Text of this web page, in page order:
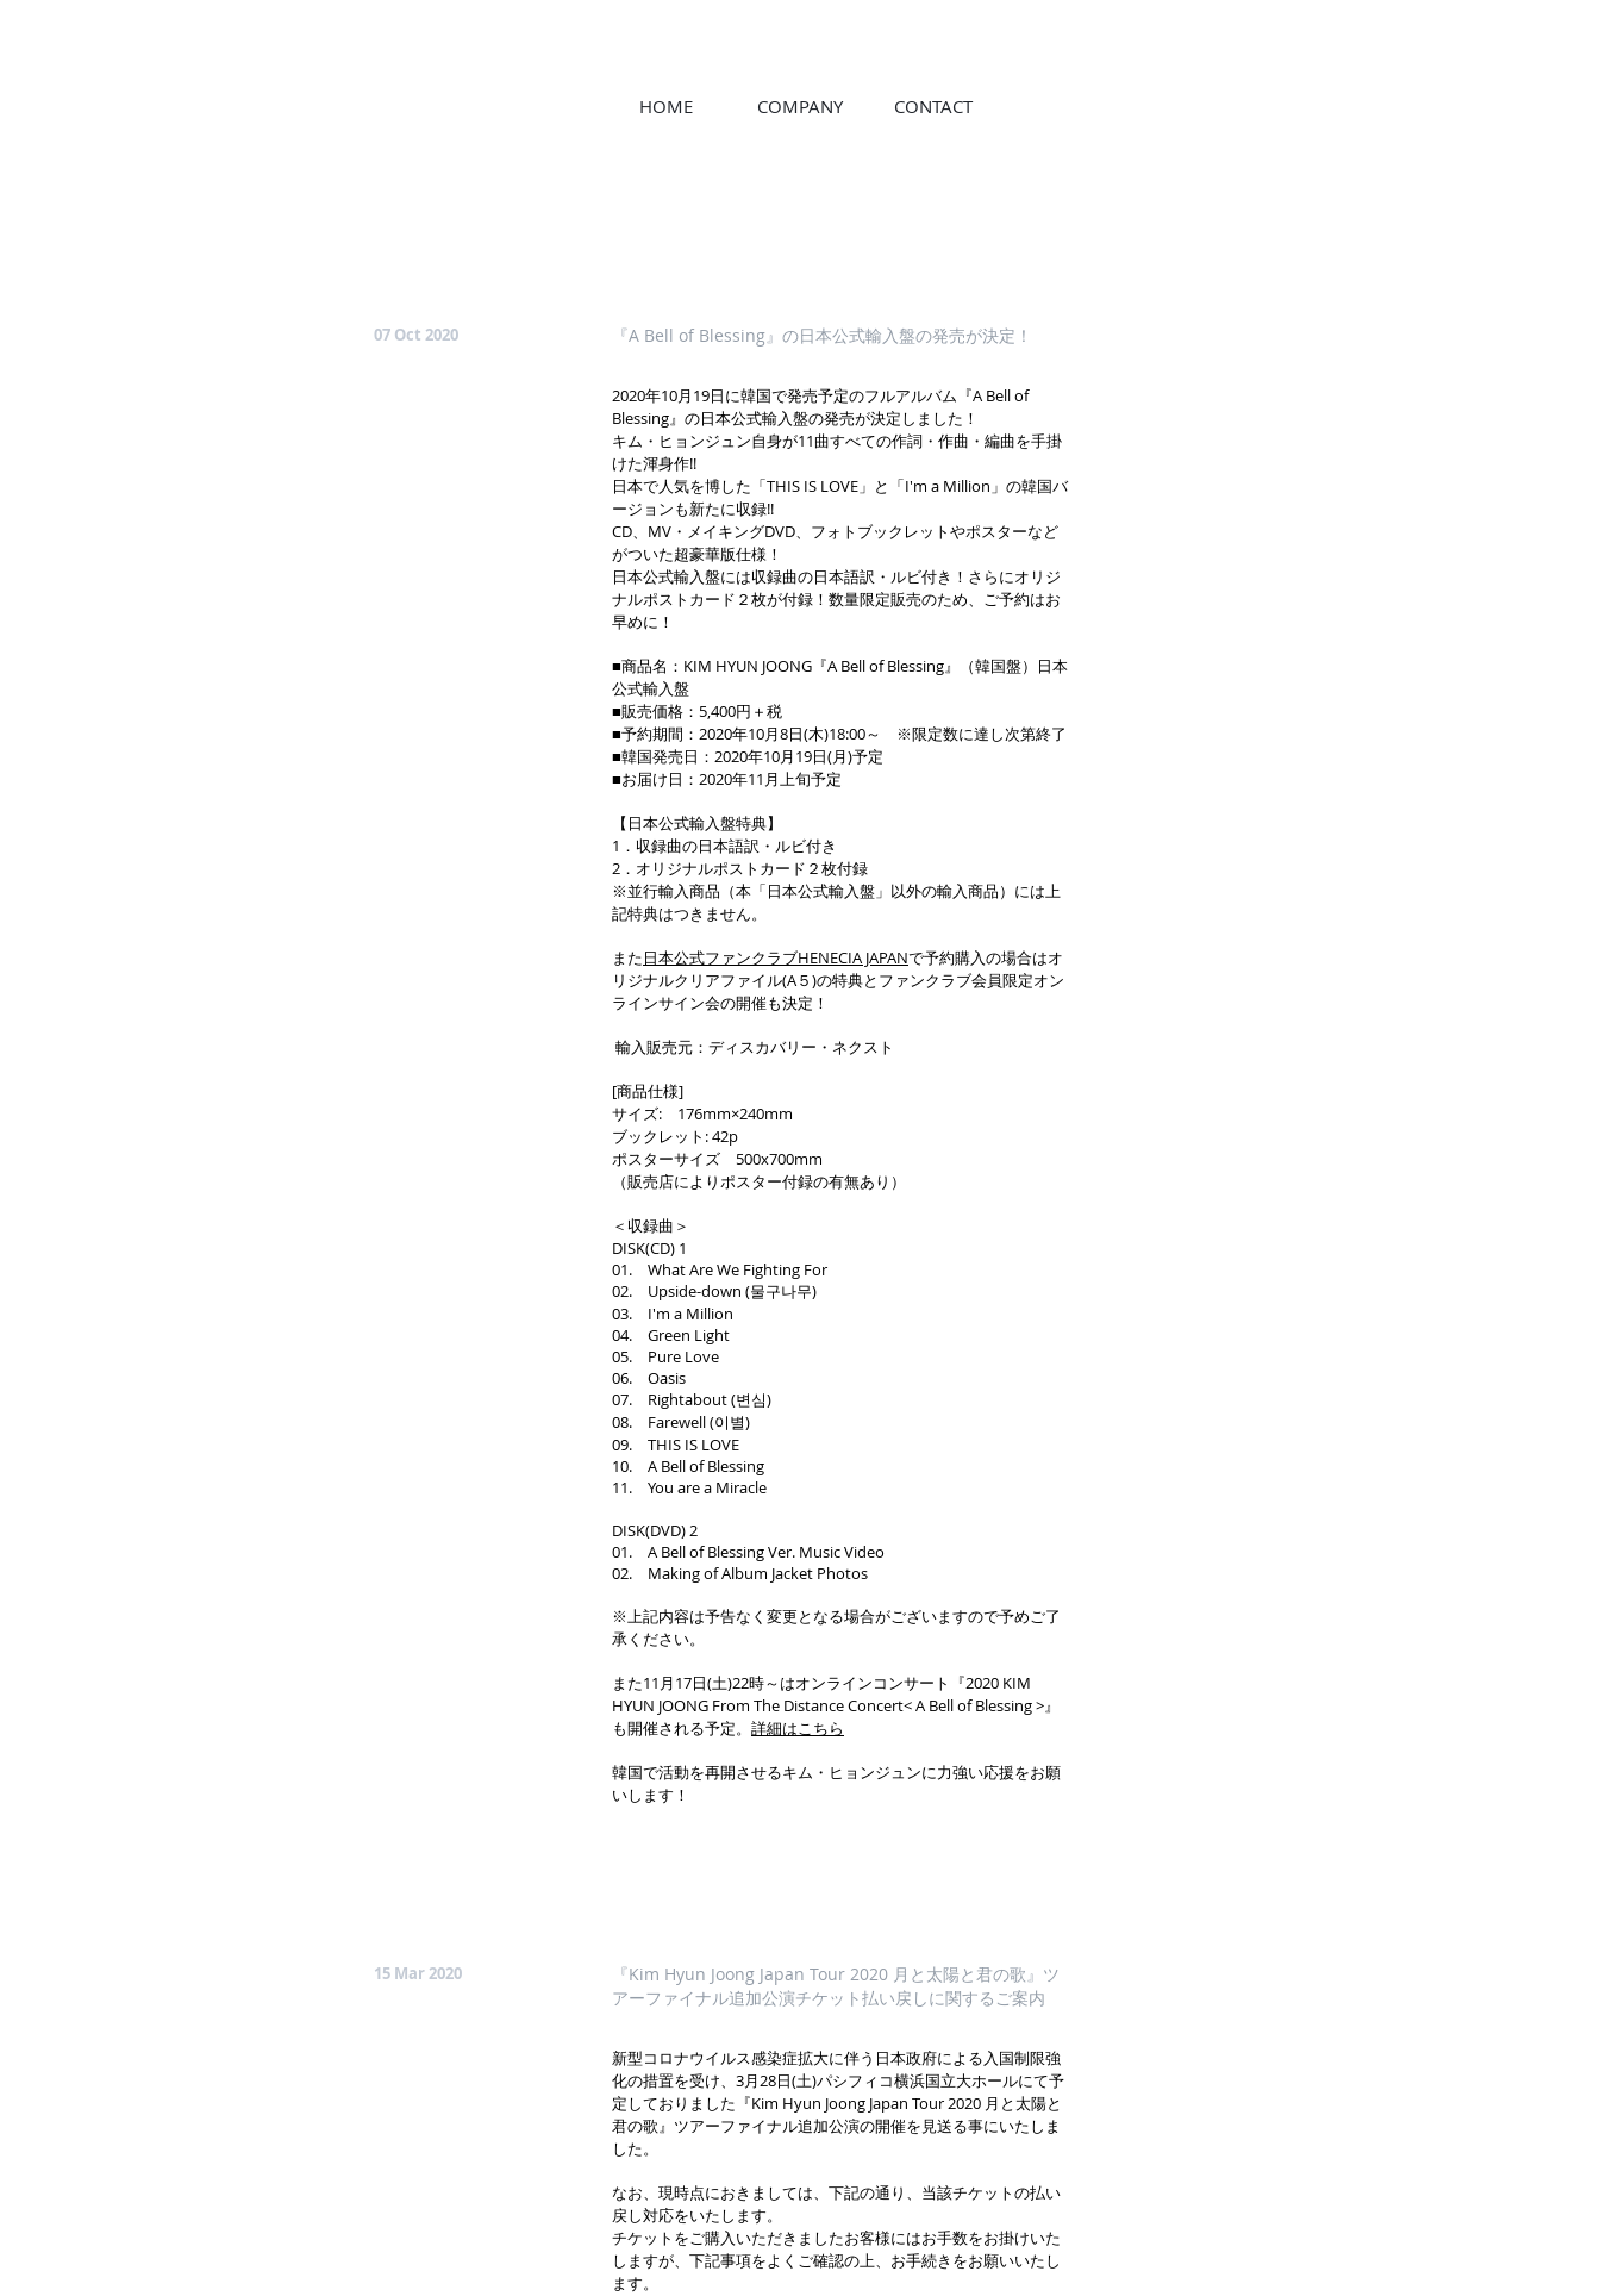
HOME COMPANY CONTACT
07 Oct 2020 『A Bell of Blessing』の日本公式輸入盤の発売が決定！
2020年10月19日に韓国で発売予定のフルアルバム『A Bell of
Blessing』の日本公式輸入盤の発売が決定しました！
キム・ヒョンジュン自身が11曲すべての作詞・作曲・編曲を手掛
けた渾身作!!
日本で人気を博した「THIS IS LOVE」と「I'm a Million」の韓国バ
ージョンも新たに収録!!
CD、MV・メイキングDVD、フォトブックレットやポスターなど
がついた超豪華版仕様！
日本公式輸入盤には収録曲の日本語訳・ルビ付き！さらにオリジ
ナルポストカード２枚が付録！数量限定販売のため、ご予約はお
早めに！
■商品名：KIM HYUN JOONG『A Bell of Blessing』（韓国盤）日本
公式輸入盤
■販売価格：5,400円＋税
■予約期間：2020年10月8日(木)18:00～ ※限定数に達し次第終了
■韓国発売日：2020年10月19日(月)予定
■お届け日：2020年11月上旬予定
【日本公式輸入盤特典】
1．収録曲の日本語訳・ルビ付き
2．オリジナルポストカード２枚付録
※並行輸入商品（本「日本公式輸入盤」以外の輸入商品）には上
記特典はつきません。
また日本公式ファンクラブHENECIA JAPANで予約購入の場合はオ
リジナルクリアファイル(A５)の特典とファンクラブ会員限定オン
ラインサイン会の開催も決定！
輸入販売元：ディスカバリー・ネクスト
[商品仕様]
サイズ: 176mm×240mm
ブックレット: 42p
ポスターサイズ 500x700mm
（販売店によりポスター付録の有無あり）
＜収録曲＞
DISK(CD) 1
01. What Are We Fighting For
02. Upside-down (물구나무)
03. I'm a Million
04. Green Light
05. Pure Love
06. Oasis
07. Rightabout (변심)
08. Farewell (이별)
09. THIS IS LOVE
10. A Bell of Blessing
11. You are a Miracle
DISK(DVD) 2
01. A Bell of Blessing Ver. Music Video
02. Making of Album Jacket Photos
※上記内容は予告なく変更となる場合がございますので予めご了
承ください。
また11月17日(土)22時～はオンラインコンサート『2020 KIM
HYUN JOONG From The Distance Concert< A Bell of Blessing >』
も開催される予定。 詳細はこちら
韓国で活動を再開させるキム・ヒョンジュンに力強い応援をお願
いします！
15 Mar 2020
『Kim Hyun Joong Japan Tour 2020 月と太陽と君の歌』ツ
アーファイナル追加公演チケット払い戻しに関するご案内
新型コロナウイルス感染症拡大に伴う日本政府による入国制限強
化の措置を受け、3月28日(土)パシフィコ横浜国立大ホールにて予
定しておりました『Kim Hyun Joong Japan Tour 2020 月と太陽と
君の歌』ツアーファイナル追加公演の開催を見送る事にいたしま
した。
なお、現時点におきましては、下記の通り、当該チケットの払い
戻し対応をいたします。
チケットをご購入いただきましたお客様にはお手数をお掛けいた
しますが、下記事項をよくご確認の上、お手続きをお願いいたし
ます。